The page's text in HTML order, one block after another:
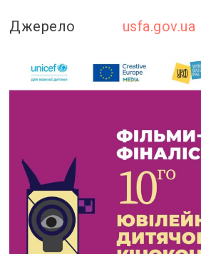
Джерело usfa.gov.ua